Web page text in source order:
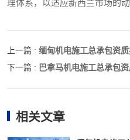
理体系，以适应新西兰市场的动
上一篇 : 缅甸机电施工总承包资
下一篇 : 巴拿马机电施工总承包
相关文章